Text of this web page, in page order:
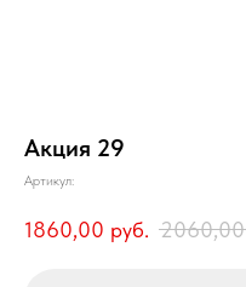
Акция 29
Артикул:
1860,00 руб. 2060,00